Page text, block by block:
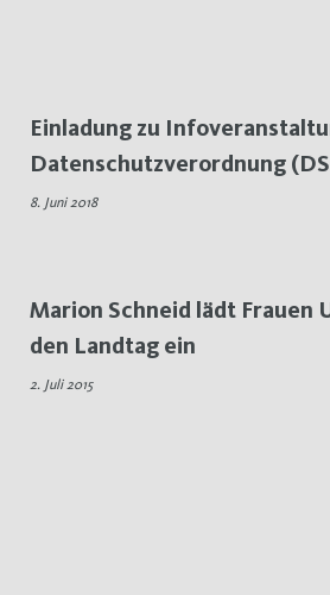
Einladung zu
Datenschutzverordnung
8. Juni 2018
Marion Schneid lädt Frauen
den Landtag ein
2. Juli 2015